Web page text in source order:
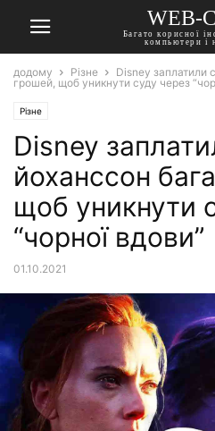
WEB-
Багато корисної
компьютери і
додому Різне
Disney заплатили
грошей, щоб уникнути суду через
Різне
Disney
йоханссон
щоб уникнути
“чорної вдови”
01.10.2021